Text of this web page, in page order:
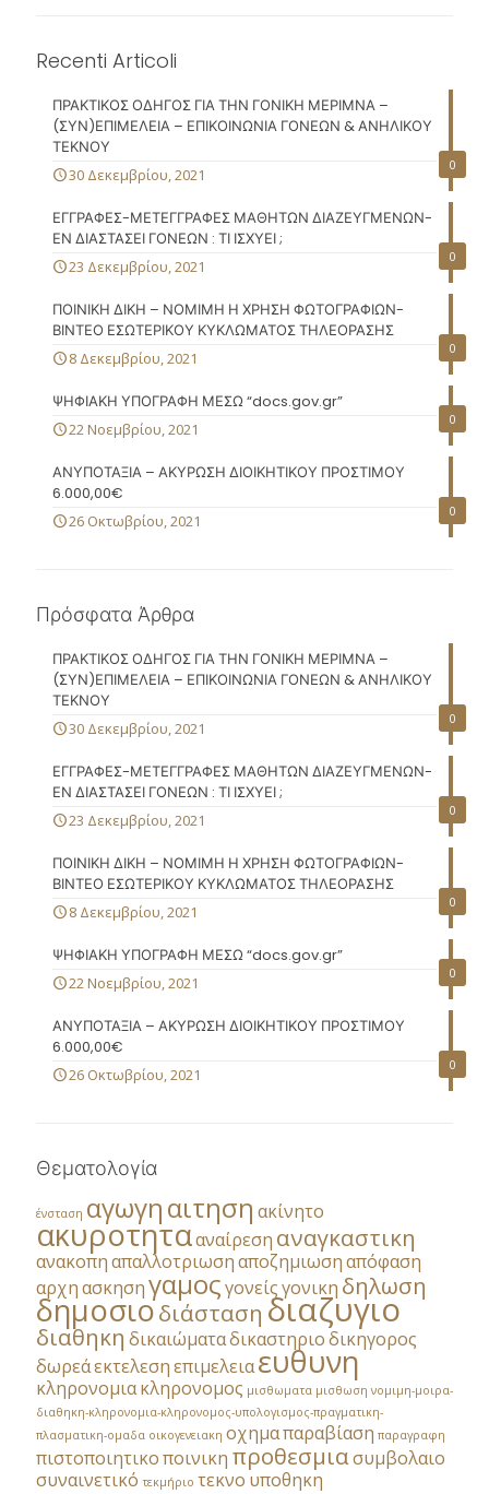
Recenti Articoli
0
ΠΡΑΚΤΙΚΟΣ ΟΔΗΓΟΣ ΓΙΑ ΤΗΝ ΓΟΝΙΚΗ ΜΕΡΙΜΝΑ –
(ΣΥΝ)ΕΠΙΜΕΛΕΙΑ – ΕΠΙΚΟΙΝΩΝΙΑ ΓΟΝΕΩΝ & ΑΝΗΛΙΚΟΥ
ΤΕΚΝΟΥ
30 Δεκεμβρίου, 2021
0
ΕΓΓΡΑΦΕΣ-ΜΕΤΕΓΓΡΑΦΕΣ ΜΑΘΗΤΩΝ ΔΙΑΖΕΥΓΜΕΝΩΝ-
ΕΝ ΔΙΑΣΤΑΣΕΙ ΓΟΝΕΩΝ : ΤΙ ΙΣΧΥΕΙ ;
23 Δεκεμβρίου, 2021
0
ΠΟΙΝΙΚΗ ΔΙΚΗ – ΝΟΜΙΜΗ Η ΧΡΗΣΗ ΦΩΤΟΓΡΑΦΙΩΝ-
ΒΙΝΤΕΟ ΕΣΩΤΕΡΙΚΟΥ ΚΥΚΛΩΜΑΤΟΣ ΤΗΛΕΟΡΑΣΗΣ
8 Δεκεμβρίου, 2021
0
ΨΗΦΙΑΚΗ ΥΠΟΓΡΑΦΗ ΜΕΣΩ “docs.gov.gr”
22 Νοεμβρίου, 2021
0
ΑΝΥΠΟΤΑΞΙΑ – ΑΚΥΡΩΣΗ ΔΙΟΙΚΗΤΙΚΟΥ ΠΡΟΣΤΙΜΟΥ
6.000,00€
26 Οκτωβρίου, 2021
Πρόσφατα Άρθρα
0
ΠΡΑΚΤΙΚΟΣ ΟΔΗΓΟΣ ΓΙΑ ΤΗΝ ΓΟΝΙΚΗ ΜΕΡΙΜΝΑ –
(ΣΥΝ)ΕΠΙΜΕΛΕΙΑ – ΕΠΙΚΟΙΝΩΝΙΑ ΓΟΝΕΩΝ & ΑΝΗΛΙΚΟΥ
ΤΕΚΝΟΥ
30 Δεκεμβρίου, 2021
0
ΕΓΓΡΑΦΕΣ-ΜΕΤΕΓΓΡΑΦΕΣ ΜΑΘΗΤΩΝ ΔΙΑΖΕΥΓΜΕΝΩΝ-
ΕΝ ΔΙΑΣΤΑΣΕΙ ΓΟΝΕΩΝ : ΤΙ ΙΣΧΥΕΙ ;
23 Δεκεμβρίου, 2021
0
ΠΟΙΝΙΚΗ ΔΙΚΗ – ΝΟΜΙΜΗ Η ΧΡΗΣΗ ΦΩΤΟΓΡΑΦΙΩΝ-
ΒΙΝΤΕΟ ΕΣΩΤΕΡΙΚΟΥ ΚΥΚΛΩΜΑΤΟΣ ΤΗΛΕΟΡΑΣΗΣ
8 Δεκεμβρίου, 2021
0
ΨΗΦΙΑΚΗ ΥΠΟΓΡΑΦΗ ΜΕΣΩ “docs.gov.gr”
22 Νοεμβρίου, 2021
0
ΑΝΥΠΟΤΑΞΙΑ – ΑΚΥΡΩΣΗ ΔΙΟΙΚΗΤΙΚΟΥ ΠΡΟΣΤΙΜΟΥ
6.000,00€
26 Οκτωβρίου, 2021
Θεματολογία
ένσταση αγωγηαιτηση ακίνητο
ακυροτητααναίρεση αναγκαστικη
ανακοπηαπαλλοτριωσηαποζημιωσηαπόφαση
αρχηασκησηγαμοςγονείςγονικη δηλωση
δημοσιοδιάσταση διαζυγιο
διαθηκη δικαιώματαδικαστηριοδικηγορος
δωρεάεκτελεσηεπιμελειαευθυνη
κληρονομιακληρονομος μισθωματα μισθωση νομιμη-μοιρα-
διαθηκη-κληρονομια-κληρονομος-υπολογισμος-πραγματικη-
πλασματικη-ομαδα οικογενειακη οχημαπαραβίαση παραγραφη
πιστοποιητικοποινικη προθεσμιασυμβολαιο
συναινετικό τεκμήριο τεκνο υποθηκη